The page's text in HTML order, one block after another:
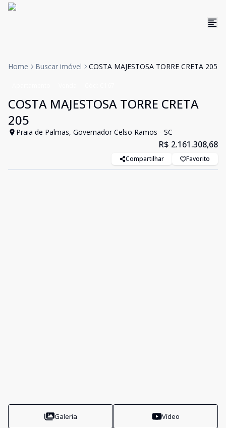
Home Buscar imóvel COSTA MAJESTOSA TORRE CRETA 205
COSTA MAJESTOSA TORRE CRETA
205
Praia de Palmas, Governador Celso Ramos - SC
R$ 2.161.308,68
Compartilhar Favorito
Galeria Vídeo